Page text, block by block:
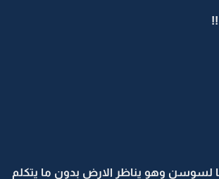
وهو يناظر الارض بدون ما يتكلم